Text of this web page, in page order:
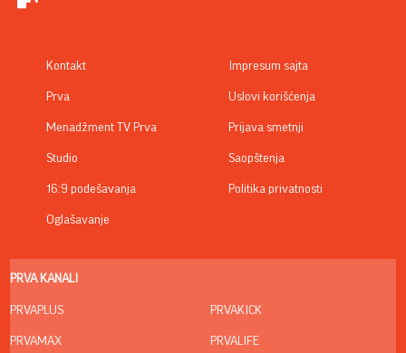
Kontakt
Prva
Menadžment TV Prva
Studio
16:9 podešavanja
Oglašavanje
Impresum sajta
Uslovi korišćenja
Prijava smetnji
Saopštenja
Politika privatnosti
PRVA KANALI
PRVAPLUS
PRVAMAX
PRVAKICK
PRVALIFE